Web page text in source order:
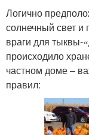
Логично
солнечный свет
враги для тыквы-
происходило
частном доме –
правил: